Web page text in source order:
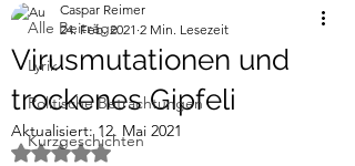
Alle Beiträge
Lyrik
Politische Betrachtungen
Kurzgeschichten
Virusmutationen und
trockenes Gipfeli
Caspar Reimer
24. Feb. 2021 2 Min. Lesezeit
Aktualisiert: 12. Mai 2021
Mit NaN von 5 Sternen bewertet.